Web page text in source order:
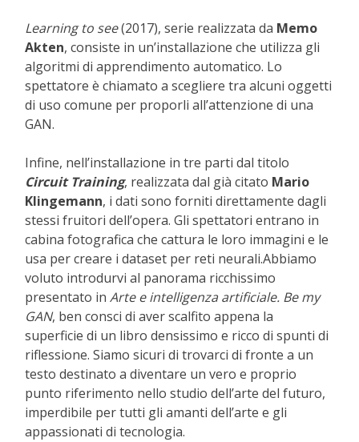
Learning to see(2017), serie realizzata da Memo
Akten, consiste in un’installazione che utilizza gli
algoritmi di apprendimento automatico. Lo
spettatore è chiamato a scegliere tra alcuni oggetti
di uso comune per proporli all’attenzione di una
GAN.
Infine, nell’installazione in tre parti dal titolo
Circuit Training, realizzata dal già citato Mario
Klingemann, i dati sono forniti direttamente dagli
stessi fruitori dell’opera. Gli spettatori entrano in
cabina fotografica che cattura le loro immagini e le
usa per creare i dataset per reti neurali.Abbiamo
voluto introdurvi al panorama ricchissimo
presentato in Arte e intelligenza artificiale. Be my
GAN, ben consci di aver scalfito appena la
superficie di un libro densissimo e ricco di spunti di
riflessione. Siamo sicuri di trovarci di fronte a un
testo destinato a diventare un vero e proprio
punto riferimento nello studio dell’arte del futuro,
imperdibile per tutti gli amanti dell’arte e gli
appassionati di tecnologia.